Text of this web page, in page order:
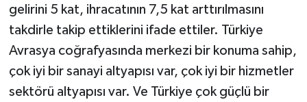
gelirini 5 kat, ihracatının 7,5 kat arttırılmasını
takdirle takip ettiklerini ifade ettiler. Türkiye
Avrasya coğrafyasında merkezi bir konuma sahip,
çok iyi bir sanayi altyapısı var, çok iyi bir hizmetler
sektörü altyapısı var. Ve Türkiye çok güçlü bir